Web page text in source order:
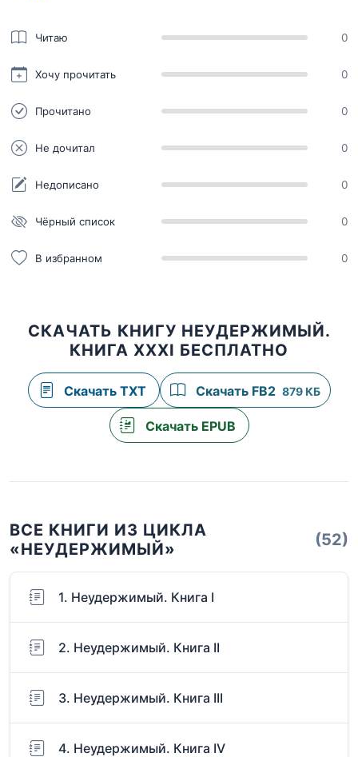
Читаю 0
Хочу прочитать 0
Прочитано 0
Не дочитал 0
Недописано 0
Чёрный список 0
В избранном 0
СКАЧАТЬ КНИГУ НЕУДЕРЖИМЫЙ.
КНИГА XXXI БЕСПЛАТНО
Скачать TXT Скачать FB2 879 КБ
Скачать EPUB
ВСЕ КНИГИ ИЗ ЦИКЛА
«НЕУДЕРЖИМЫЙ»
(52)
1. Неудержимый. Книга I
2. Неудержимый. Книга II
3. Неудержимый. Книга III
4. Неудержимый. Книга IV